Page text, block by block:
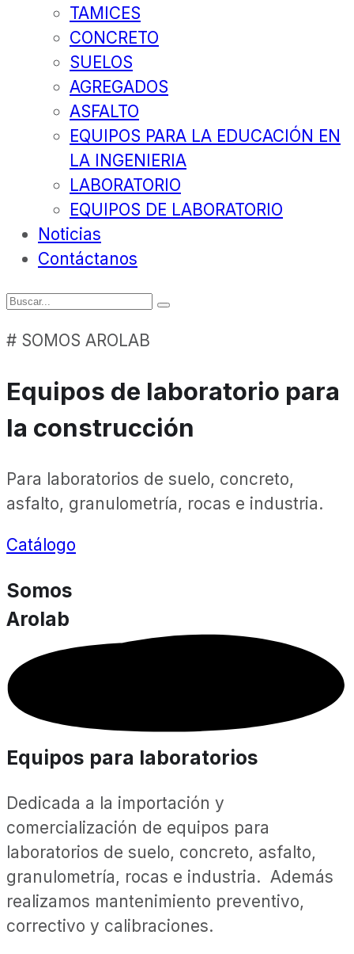
TAMICES
CONCRETO
SUELOS
AGREGADOS
ASFALTO
EQUIPOS PARA LA EDUCACIÓN EN
LA INGENIERIA
LABORATORIO
EQUIPOS DE LABORATORIO
Noticias
Contáctanos
# SOMOS AROLAB
Equipos de laboratorio para
la construcción
Para laboratorios de suelo, concreto,
asfalto, granulometría, rocas e industria.
Catálogo
Somos
Arolab
Equipos para laboratorios
Dedicada a la importación y
comercialización de equipos para
laboratorios de suelo, concreto, asfalto,
granulometría, rocas e industria. Además
realizamos mantenimiento preventivo,
correctivo y calibraciones.